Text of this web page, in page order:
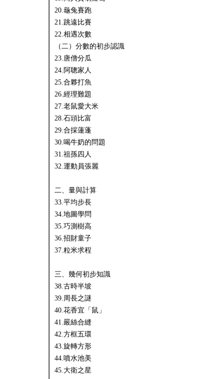
20.龜兔賽跑
21.跳遠比賽
22.相遇次數
（二）分數的初步認識
23.唐僧分瓜
24.阿聰家人
25.合夥打魚
26.經理難題
27.老鼠愛大米
28.石頭比富
29.合採蓮蓬
30.喝牛奶的問題
31.祖孫四人
32.運動員張麗
二、量與計算
33.平均步長
34.地圖學問
35.巧測樹高
36.招財童子
37.粒米求程
三、幾何初步知識
38.古時半坡
39.周長之謎
40.花香宜「鼠」
41.嚴絲合縫
42.方框五環
43.旋轉方形
44.噴水池美
45.大衛之星